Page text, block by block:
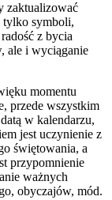
zaktualizować
tylko symboli,
z bycia
ale i wyciąganie
momentu
przede wszystkim
w kalendarzu,
jest uczynienie z
świętowania, a
przypomnienie
ważnych
obyczajów, mód.